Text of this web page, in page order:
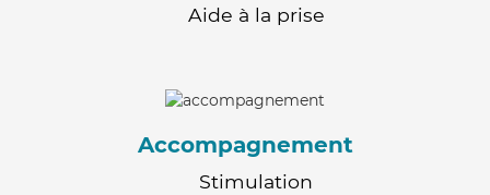
Aide à la prise
Accompagnement
Stimulation